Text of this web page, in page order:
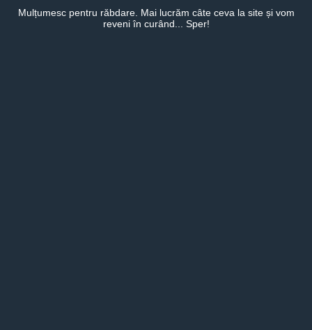
Mulțumesc pentru răbdare. Mai lucrăm câte ceva la site și vom
reveni în curând... Sper!